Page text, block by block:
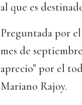
al que es
Preguntada por
mes de
aprecio” por el
Mariano Rajoy.